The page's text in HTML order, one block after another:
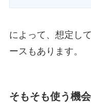
によって、想定し
ースもあります。
そもそも使う機